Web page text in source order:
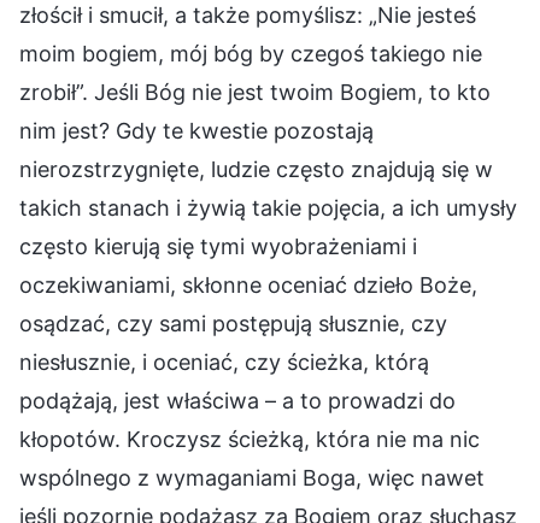
złościł i smucił, a także pomyślisz: „Nie jesteś
moim bogiem, mój bóg by czegoś takiego nie
zrobił”. Jeśli Bóg nie jest twoim Bogiem, to kto
nim jest? Gdy te kwestie pozostają
nierozstrzygnięte, ludzie często znajdują się w
takich stanach i żywią takie pojęcia, a ich umysły
często kierują się tymi wyobrażeniami i
oczekiwaniami, skłonne oceniać dzieło Boże,
osądzać, czy sami postępują słusznie, czy
niesłusznie, i oceniać, czy ścieżka, którą
podążają, jest właściwa – a to prowadzi do
kłopotów. Kroczysz ścieżką, która nie ma nic
wspólnego z wymaganiami Boga, więc nawet
jeśli pozornie podążasz za Bogiem oraz słuchasz